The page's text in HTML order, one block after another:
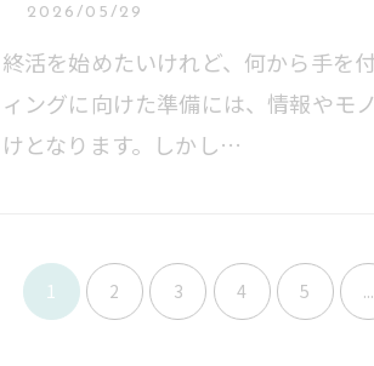
2026/05/29
終活を始めたいけれど、何から手を
ィングに向けた準備には、情報やモ
けとなります。しかし…
1 2 3 4 5 ...